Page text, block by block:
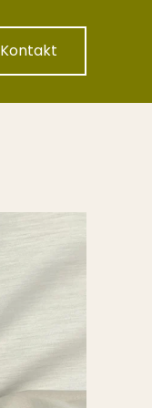
Kontakt